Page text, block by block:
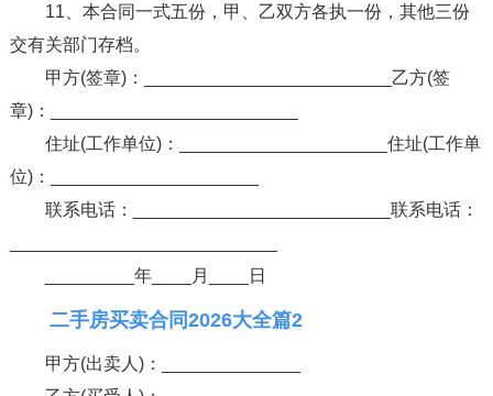
11、本合同一式五份，甲、乙双方各执一份，其他三份
交有关部门存档。
甲方(签章)：_________________________乙方(签
章)：_________________________
住址(工作单位)：_____________________住址(工作单
位)：_____________________
联系电话：__________________________联系电话：
_________年____月____日
二手房买卖合同2026大全篇2
甲方(出卖人)：______________